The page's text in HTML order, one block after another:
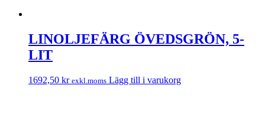
LINOLJEFÄRG ÖVEDSGRÖN, 5-
LIT
1692,50 kr exkl.moms Lägg till i varukorg